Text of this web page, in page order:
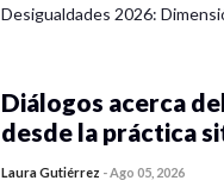
Desigualdades 2026:
Diálogos acerca
desde la práctica
Laura Gutiérrez -Ago 05, 2026